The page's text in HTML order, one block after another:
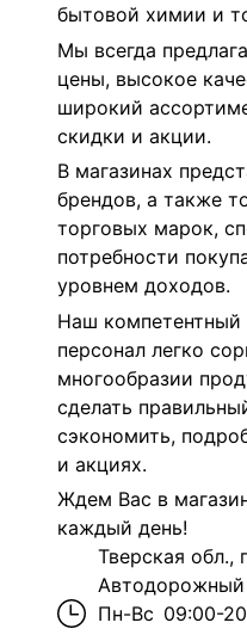
бытовой химии и
Мы всегда
цены, высокое
широкий
скидки и акции.
В магазинах
брендов, а также
торговых марок,
потребности
уровнем доходов.
Наш компетентный
персонал легко
многообразии
сделать
сэкономить,
и акциях.
Ждем Вас в
каждый день!
Тверская обл.,
Автодорожный
Пн-Вс 09:00-